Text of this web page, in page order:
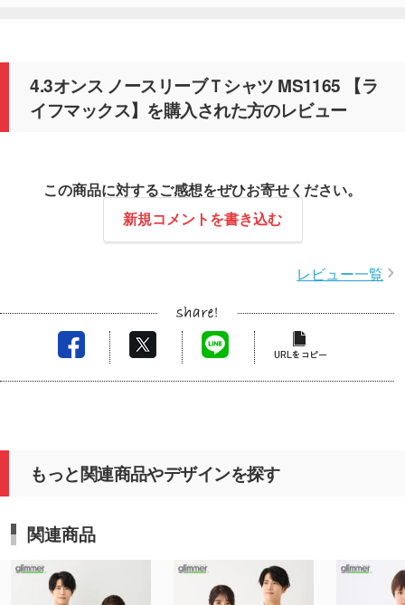
4.3オンス ノースリーブＴシャツ MS1165 【ラ
イフマックス】を購入された方のレビュー
この商品に対するご感想をぜひお寄せください。
新規コメントを書き込む
レビュー一覧
もっと関連商品やデザインを探す
関連商品